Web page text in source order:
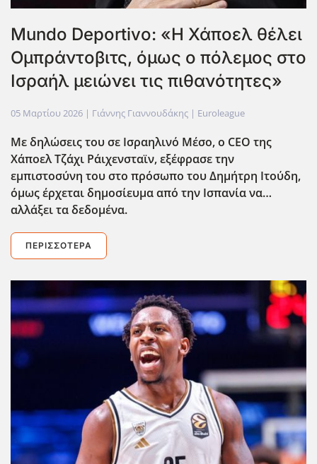
Mundo Deportivo: «Η Χάποελ θέλει
Ομπράντοβιτς, όμως ο πόλεμος στο
Ισραήλ μειώνει τις πιθανότητες»
05 Μαρτίου 2026 | Γιάννης Γιαννουδάκης | Euroleague
Με δηλώσεις του σε Ισραηλινό Μέσο, ο CEO της
Χάποελ Τζάχι Ράιχενσταϊν, εξέφρασε την
εμπιστοσύνη του στο πρόσωπο του Δημήτρη Ιτούδη,
όμως έρχεται δημοσίευμα από την Ισπανία να…
αλλάξει τα δεδομένα.
ΠΕΡΙΣΣΌΤΕΡΑ